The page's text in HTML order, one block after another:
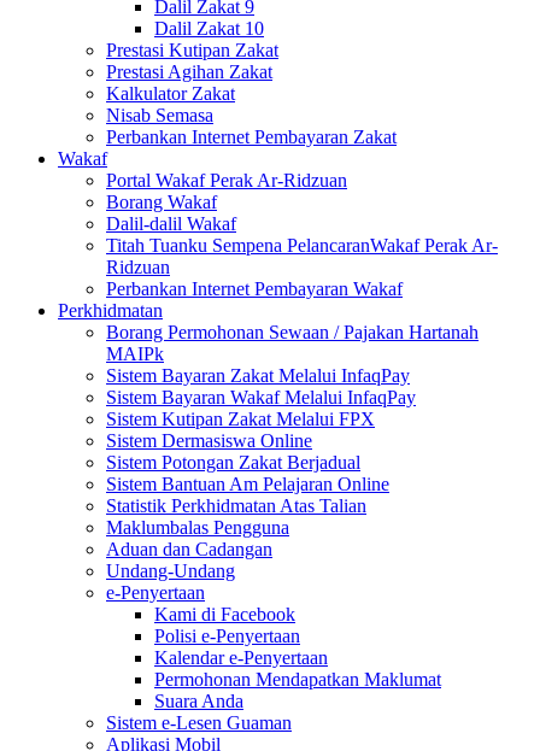
Dalil Zakat 9
Dalil Zakat 10
Prestasi Kutipan Zakat
Prestasi Agihan Zakat
Kalkulator Zakat
Nisab Semasa
Perbankan Internet Pembayaran Zakat
Wakaf
Portal Wakaf Perak Ar-Ridzuan
Borang Wakaf
Dalil-dalil Wakaf
Titah Tuanku Sempena PelancaranWakaf Perak Ar-
Ridzuan
Perbankan Internet Pembayaran Wakaf
Perkhidmatan
Borang Permohonan Sewaan / Pajakan Hartanah
MAIPk
Sistem Bayaran Zakat Melalui InfaqPay
Sistem Bayaran Wakaf Melalui InfaqPay
Sistem Kutipan Zakat Melalui FPX
Sistem Dermasiswa Online
Sistem Potongan Zakat Berjadual
Sistem Bantuan Am Pelajaran Online
Statistik Perkhidmatan Atas Talian
Maklumbalas Pengguna
Aduan dan Cadangan
Undang-Undang
e-Penyertaan
Kami di Facebook
Polisi e-Penyertaan
Kalendar e-Penyertaan
Permohonan Mendapatkan Maklumat
Suara Anda
Sistem e-Lesen Guaman
Aplikasi Mobil